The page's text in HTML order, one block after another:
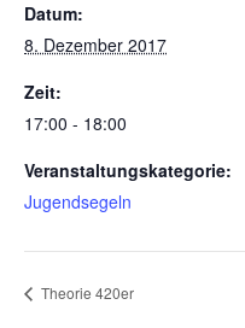
Datum:
8. Dezember 2017
Zeit:
17:00 - 18:00
Veranstaltungskategorie:
Jugendsegeln
Theorie 420er